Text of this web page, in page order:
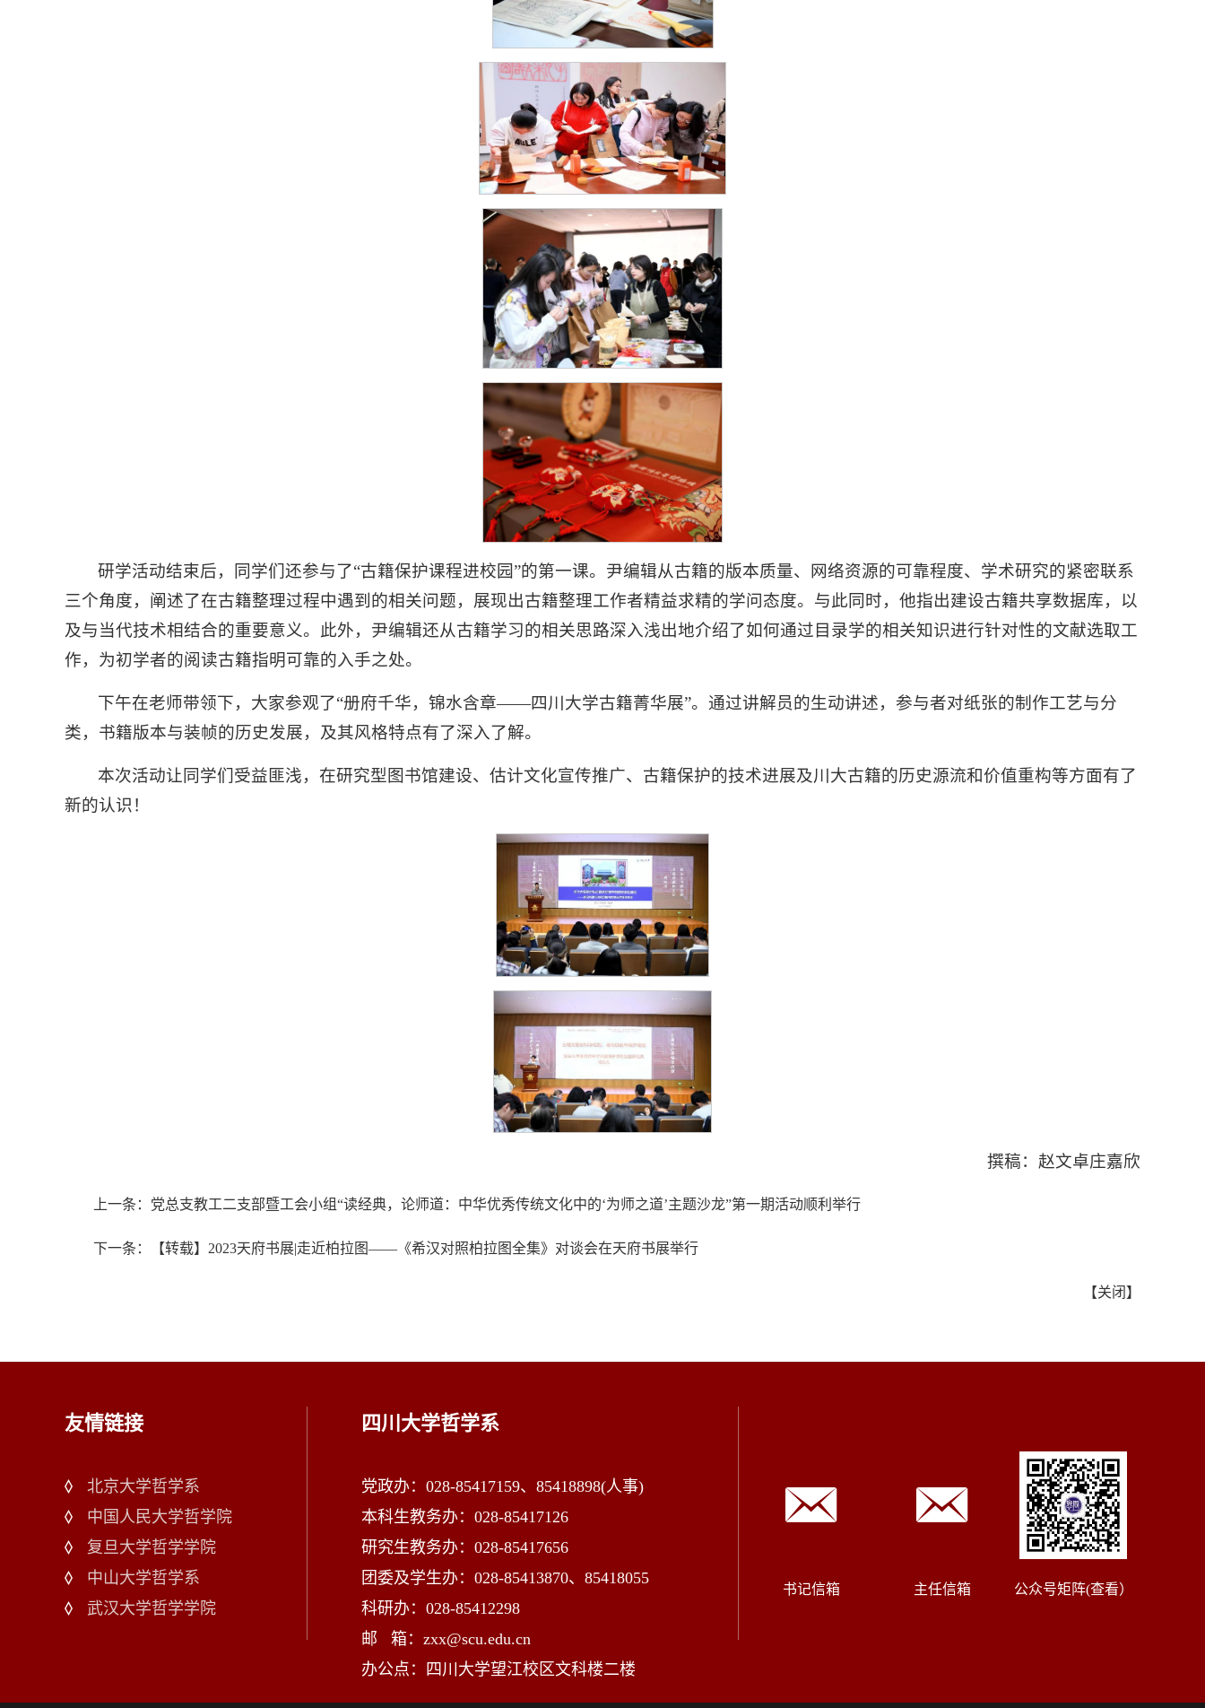
研学活动结束后，同学们还参与了“古籍保护课程进校园”的第一课。尹编辑从古籍的版本质量、网络资源的可靠程度、学术研究的紧密联系
三个角度，阐述了在古籍整理过程中遇到的相关问题，展现出古籍整理工作者精益求精的学问态度。与此同时，他指出建设古籍共享数据库，以
及与当代技术相结合的重要意义。此外，尹编辑还从古籍学习的相关思路深入浅出地介绍了如何通过目录学的相关知识进行针对性的文献选取工
作，为初学者的阅读古籍指明可靠的入手之处。
下午在老师带领下，大家参观了“册府千华，锦水含章——四川大学古籍菁华展”。通过讲解员的生动讲述，参与者对纸张的制作工艺与分
类，书籍版本与装帧的历史发展，及其风格特点有了深入了解。
本次活动让同学们受益匪浅，在研究型图书馆建设、估计文化宣传推广、古籍保护的技术进展及川大古籍的历史源流和价值重构等方面有了
新的认识！
撰稿：赵文卓庄嘉欣
上一条：党总支教工二支部暨工会小组“读经典，论师道：中华优秀传统文化中的‘为师之道’主题沙龙”第一期活动顺利举行
下一条：【转载】2023天府书展|走近柏拉图——《希汉对照柏拉图全集》对谈会在天府书展举行
【关闭 】
友情链接
北京大学哲学系
中国人民大学哲学院
复旦大学哲学学院
中山大学哲学系
武汉大学哲学学院
四川大学哲学系
党政办：028-85417159、85418898(人事)
本科生教务办：028-85417126
研究生教务办：028-85417656
团委及学生办：028-85413870、85418055
科研办：028-85412298
邮 箱：zxx@scu.edu.cn
办公点：四川大学望江校区文科楼二楼
书记信箱 主任信箱 公众号矩阵(查看）